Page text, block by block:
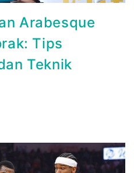
Arabesque
Tips
Teknik